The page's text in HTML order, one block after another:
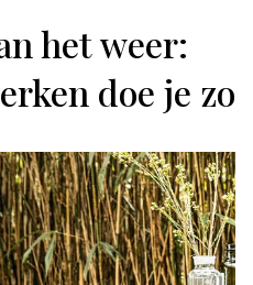
het weer:
doe je zo